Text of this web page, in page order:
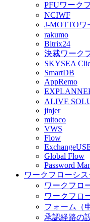
PFUワーク
NCIWF
J-MOTTOワ
rakumo
Bitrix24
決裁ワーク
SKYSEA
SmartDB
AppRemo
ALIVE
jinjer
mitoco
VWS
Flow
Global Flow
Password
ワークフローシ
ワークフロ
ワークフロ
フォーム（
承認経路の